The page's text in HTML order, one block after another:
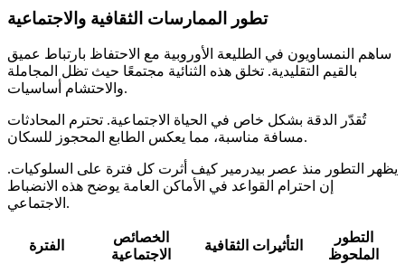
تطور الممارسات الثقافية والاجتماعية
ساهم النمساويون في الطليعة الأوروبية مع الاحتفاظ بارتباط عميق
بالقيم التقليدية. تخلق هذه الثنائية مجتمعًا حيث تظل المجاملة
والاحتشام أساسيات.
تُقدّر الدقة بشكل خاص في الحياة الاجتماعية. تحترم المحادثات
مسافة مناسبة، مما يعكس الطابع المحجوز للسكان.
يظهر التطور منذ عصر بيدرمير كيف أثرت كل فترة على السلوكيات.
إن احترام القواعد في الأماكن العامة يوضح هذه الانضباط
الاجتماعي.
الفترة
الخصائص
الاجتماعية
التأثيرات الثقافية
التطور
الملحوظ